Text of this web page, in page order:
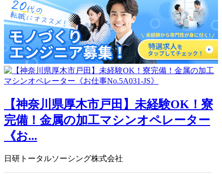
【神奈川県厚木市戸田】未経験OK！寮
完備！金属の加工マシンオペレーター
《お...
日研トータルソーシング株式会社